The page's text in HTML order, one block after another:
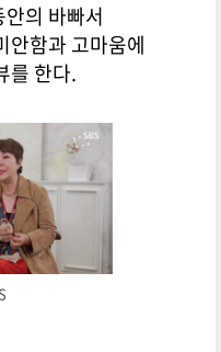
의 바빠서
안함과 고마움에
를 한다.